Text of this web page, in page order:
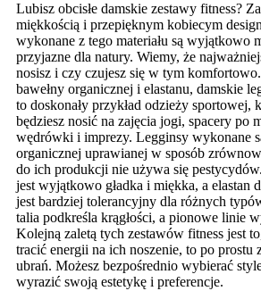
Lubisz obcisłe damskie zestawy fitness?
miękkością i przepięknym kobiecym
wykonane z tego materiału są wyjątkowo
przyjazne dla natury. Wiemy, że
nosisz i czy czujesz się w tym
bawełny organicznej i elastanu, damskie
to doskonały przykład odzieży sportowej,
będziesz nosić na zajęcia jogi, spacery po
wędrówki i imprezy. Legginsy wykonane
organicznej uprawianej w sposób
​​do ich produkcji nie używa się
jest wyjątkowo gładka i miękka, a elastan
jest bardziej tolerancyjny dla różnych
talia podkreśla krągłości, a pionowe linie
Kolejną zaletą tych zestawów fitness jest
tracić energii na ich noszenie, to po prostu
ubrań. Możesz bezpośrednio wybierać
wyrazić swoją estetykę i preferencje.